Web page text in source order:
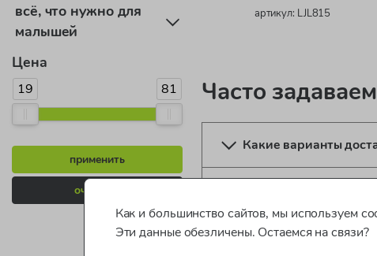
всё, что нужно для
малышей
Цена
19 81
применить
очистить
артикул: LJL815
Часто
Какие варианты
Нужно ли
Как и большинство сайтов, мы используем
Эти данные обезличены. Остаемся на связи?